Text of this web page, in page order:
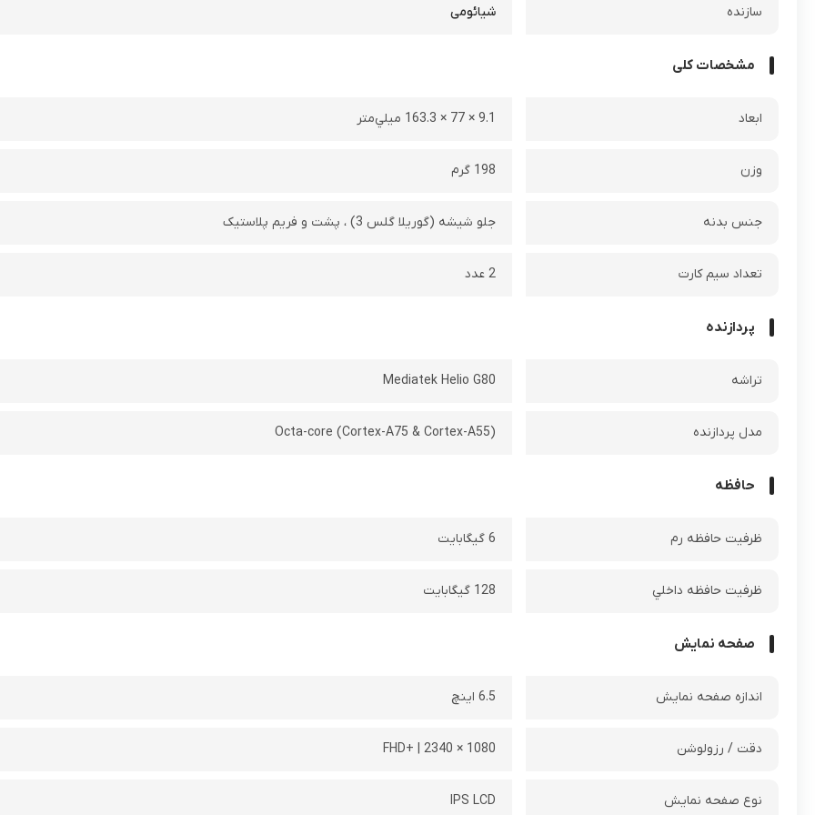
سازنده شیائومی
مشخصات کلی
ابعاد 9.1 × 77 × 163.3 ميلي‌متر
وزن 198 گرم
جنس بدنه جلو شیشه (گوریلا گلس 3) ، پشت و فریم پلاستیک
تعداد سيم کارت 2 عدد
پردازنده
تراشه Mediatek Helio G80
مدل پردازنده (Octa-core (Cortex-A75 & Cortex-A55
حافظه
ظرفيت حافظه رم 6 گیگابایت
ظرفيت حافظه داخلي 128 گیگابایت
صفحه نمایش
اندازه صفحه نمایش 6.5 اینچ
دقت / رزولوشن 1080 × 2340 | +FHD
نوع صفحه نمایش IPS LCD